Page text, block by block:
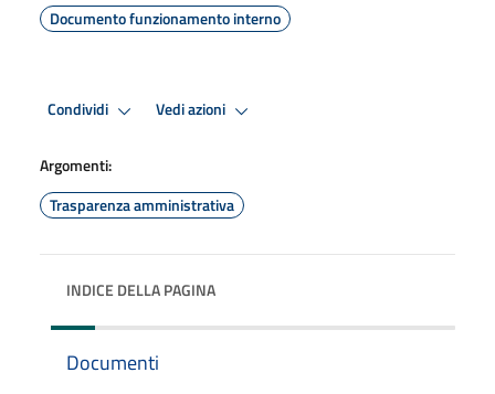
Documento funzionamento interno
Condividi Vedi azioni
Argomenti:
Trasparenza amministrativa
INDICE DELLA PAGINA
Documenti